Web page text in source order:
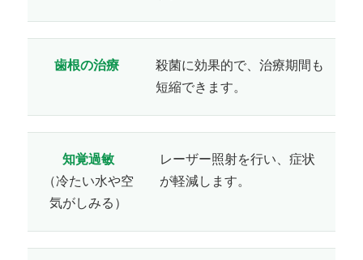
歯根の治療
殺菌に効果的で、治療期間も
短縮できます。
知覚過敏
（冷たい水や空
気がしみる）
レーザー照射を行い、症状
が軽減します。